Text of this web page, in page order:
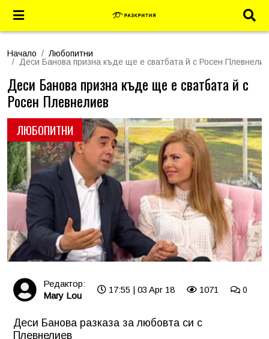
Начало
Любопитни
Деси Банова призна къде ще е сватбата й с Росен
ЛЮБОПИТНИ
Деси Банова призна къде ще е сватбата й с
Росен Плевнелиев
Редактор:
Mary Lou
17:55 | 03 Apr 18 1071 0
Деси Банова разказа за любовта си с
Плевнелиев